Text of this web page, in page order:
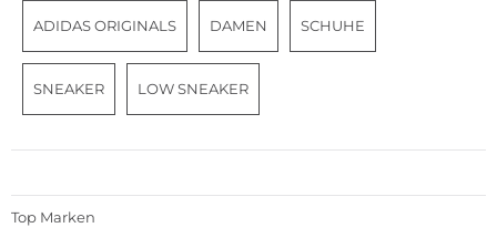
ADIDAS ORIGINALS DAMEN SCHUHE
SNEAKER LOW SNEAKER
Top Marken